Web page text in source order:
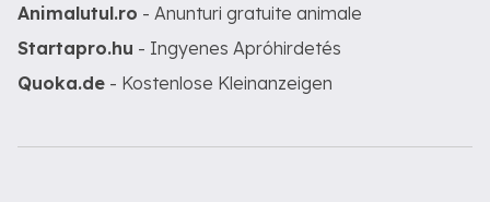
Animalutul.ro - Anunturi gratuite animale
Startapro.hu - Ingyenes Apróhirdetés
Quoka.de - Kostenlose Kleinanzeigen